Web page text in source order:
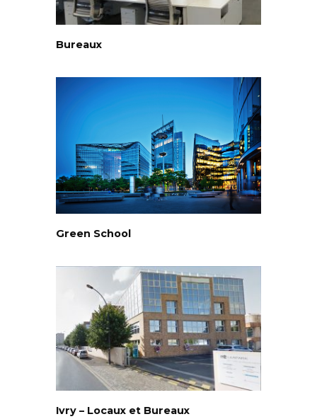
Bureaux
Green School
Ivry – Locaux et Bureaux